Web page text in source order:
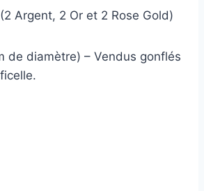
Argent, 2 Or et 2 Rose Gold)
de diamètre) – Vendus gonflés